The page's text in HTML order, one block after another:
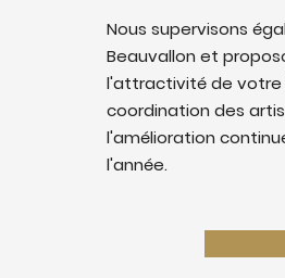
Nous supervisons
Beauvallon et
l'attractivité de votre
coordination des
l'amélioration
l'année.